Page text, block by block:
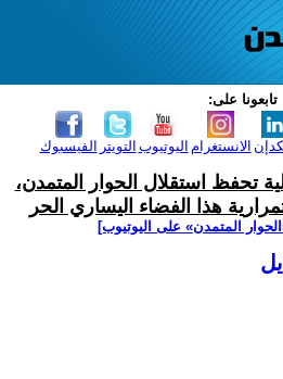
تابعونا على:
الفيسبوك التويتر اليوتيوب الانستغرام
تحفظ استقلال الحوار المتمدن،
هذا الفضاء اليساري الحر
المتمدن» على اليوتيوب]